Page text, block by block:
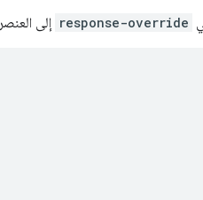
response-override إلى العنصر